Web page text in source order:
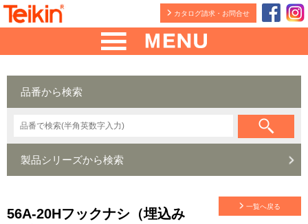
カタログ請求・お問合せ
品番から検索
製品シリーズから検索
56A-20Hフックナシ（埋込み
一覧へ戻る